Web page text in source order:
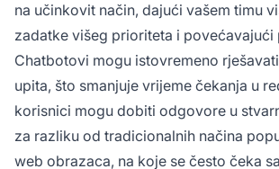
na učinkovit način, dajući vašem timu
zadatke višeg prioriteta i
Chatbotovi mogu istovremeno
upita, što smanjuje vrijeme čekanja u
korisnici mogu dobiti odgovore u
za razliku od tradicionalnih načina
web obrazaca, na koje se često čeka